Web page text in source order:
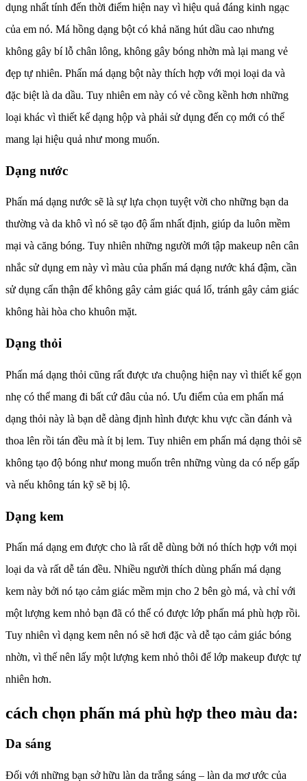
dụng nhất tính đến thời điểm hiện nay vì hiệu quả đáng kinh ngạc
của em nó. Má hồng dạng bột có khả năng hút dầu cao nhưng
không gây bí lỗ chân lông, không gây bóng nhờn mà lại mang vẻ
đẹp tự nhiên. Phấn má dạng bột này thích hợp với mọi loại da và
đặc biệt là da dầu. Tuy nhiên em này có vẻ cồng kềnh hơn những
loại khác vì thiết kế dạng hộp và phải sử dụng đến cọ mới có thể
mang lại hiệu quả như mong muốn.
Dạng nước
Phấn má dạng nước sẽ là sự lựa chọn tuyệt vời cho những bạn da
thường và da khô vì nó sẽ tạo độ ẩm nhất định, giúp da luôn mềm
mại và căng bóng. Tuy nhiên những người mới tập makeup nên cân
nhắc sử dụng em này vì màu của phấn má dạng nước khá đậm, cần
sử dụng cẩn thận để không gây cảm giác quá lố, tránh gây cảm giác
không hài hòa cho khuôn mặt.
Dạng thỏi
Phấn má dạng thỏi cũng rất được ưa chuộng hiện nay vì thiết kế gọn
nhẹ có thể mang đi bất cứ đâu của nó. Ưu điểm của em phấn má
dạng thỏi này là bạn dễ dàng định hình được khu vực cần đánh và
thoa lên rồi tán đều mà ít bị lem. Tuy nhiên em phấn má dạng thỏi sẽ
không tạo độ bóng như mong muốn trên những vùng da có nếp gấp
và nếu không tán kỹ sẽ bị lộ.
Dạng kem
Phấn má dạng em được cho là rất dễ dùng bởi nó thích hợp với mọi
loại da và rất dễ tán đều. Nhiều người thích dùng phấn má dạng
kem này bởi nó tạo cảm giác mềm mịn cho 2 bên gò má, và chỉ với
một lượng kem nhỏ bạn đã có thể có được lớp phấn má phù hợp rồi.
Tuy nhiên vì dạng kem nên nó sẽ hơi đặc và dễ tạo cảm giác bóng
nhờn, vì thế nên lấy một lượng kem nhỏ thôi để lớp makeup được tự
nhiên hơn.
cách chọn phấn má phù hợp theo màu da:
Da sáng
Đối với những bạn sở hữu làn da trắng sáng – làn da mơ ước của